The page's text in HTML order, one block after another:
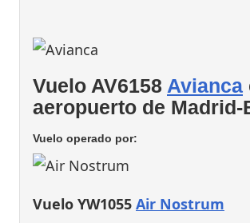
Vuelo AV6158 Avianca
aeropuerto de Madrid-
Vuelo operado por:
Vuelo YW1055 Air Nostrum